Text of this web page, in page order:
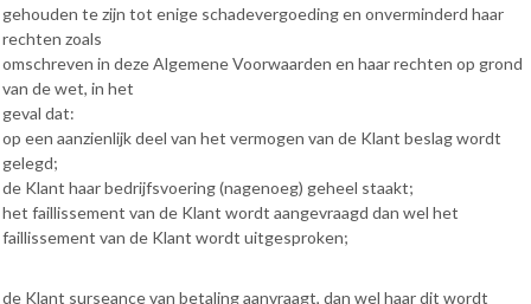
gehouden te zijn tot enige schadevergoeding en onverminderd haar
rechten zoals
omschreven in deze Algemene Voorwaarden en haar rechten op grond
van de wet, in het
geval dat:
op een aanzienlijk deel van het vermogen van de Klant beslag wordt
gelegd;
de Klant haar bedrijfsvoering (nagenoeg) geheel staakt;
het faillissement van de Klant wordt aangevraagd dan wel het
faillissement van de Klant wordt uitgesproken;
de Klant surseance van betaling aanvraagt, dan wel haar dit wordt